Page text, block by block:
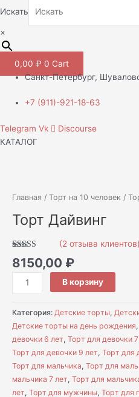
Искать
×
0,00 ₽ 0 Cart
Санкт-Петербург,
+7 (911)-921-18-63
Telegram Vk
Discourse
КАТАЛОГ
Главная / Торт на 10 человек /
Торт Дайвинг
Рейтинг
5.00 из 5 на
основе
опроса
2
пользователей
(2 отзыва клиентов)
8150,00 ₽
Торт
В корзину
Категория: Детские торты,
Детские торты на день рождения,
девочки 6 лет, Торт для девочки
Торт для девочки 9 лет, Торт для
Торт для мальчика, Торт для
мальчика 7 лет, Торт для
лет, Торт для мужчины, Торт для